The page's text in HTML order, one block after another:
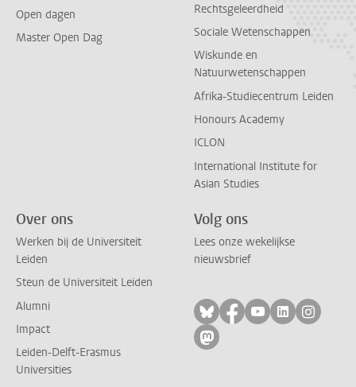
Open dagen
Master Open Dag
Rechtsgeleerdheid
Sociale Wetenschappen
Wiskunde en
Natuurwetenschappen
Afrika-Studiecentrum Leiden
Honours Academy
ICLON
International Institute for
Asian Studies
Over ons
Werken bij de Universiteit
Leiden
Steun de Universiteit Leiden
Alumni
Impact
Leiden-Delft-Erasmus
Universities
Volg ons
Lees onze wekelijkse
nieuwsbrief
Volg ons op bluesky
Volg ons op
Volg ons op
Volg ons
Volg
Volg ons op mastodon